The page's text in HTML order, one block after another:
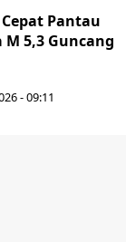
Pantau
M 5,3 Guncang
- 09:11